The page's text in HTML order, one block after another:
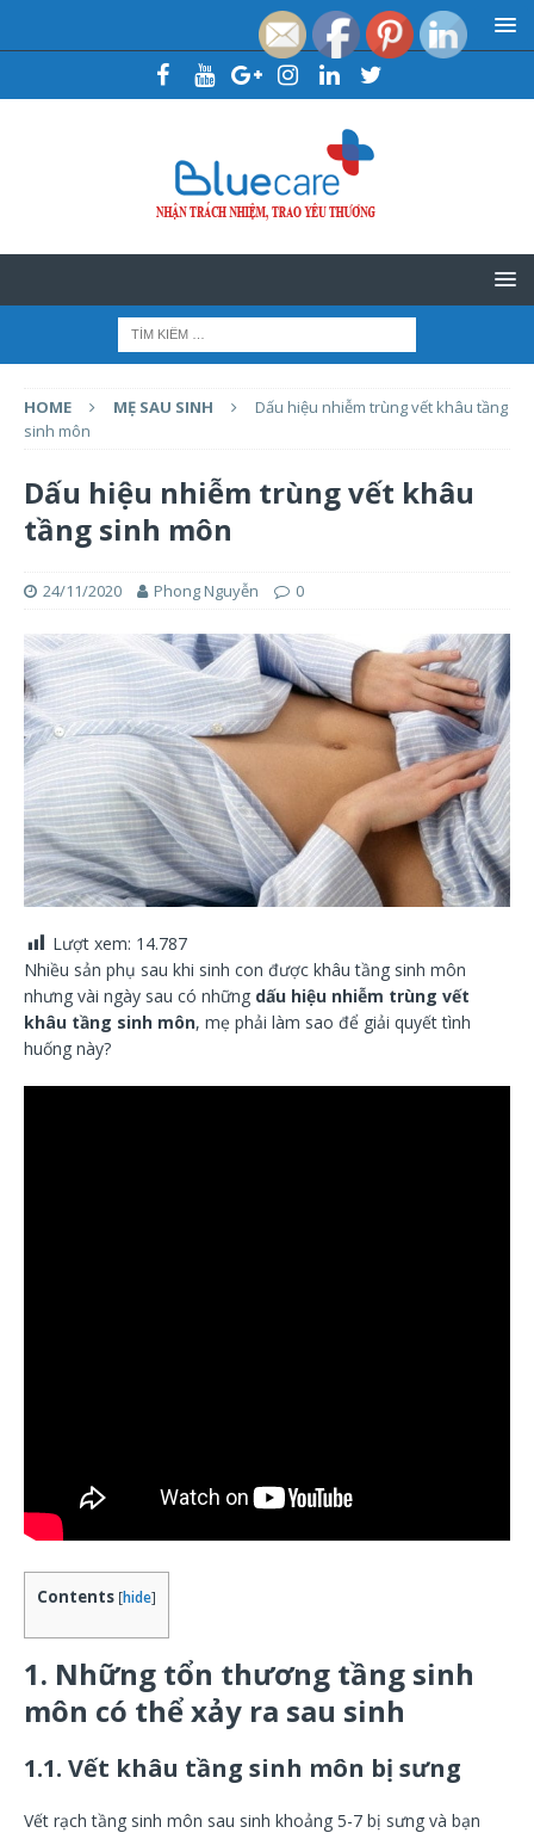
HOME MẸ SAU SINH
Dấu hiệu nhiễm trùng vết khâu tầng
sinh môn
Dấu hiệu nhiễm trùng vết khâu
tầng sinh môn
24/11/2020 Phong Nguyễn 0
Lượt xem: 14.787
Nhiều sản phụ sau khi sinh con được khâu tầng sinh môn
nhưng vài ngày sau có những dấu hiệu nhiễm trùng vết
khâu tầng sinh môn, mẹ phải làm sao để giải quyết tình
huống này?
Contents [hide]
1. Những tổn thương tầng sinh
môn có thể xảy ra sau sinh
1.1. Vết khâu tầng sinh môn bị sưng
Vết rạch tầng sinh môn sau sinh khoảng 5-7 bị sưng và bạn